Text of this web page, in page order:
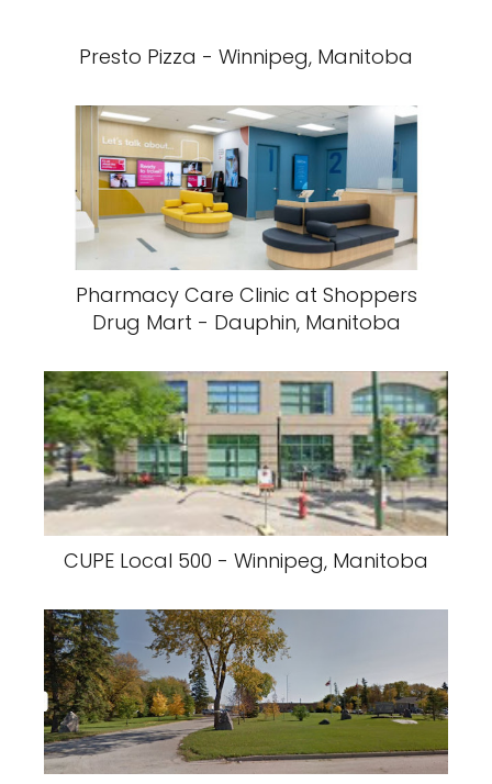
Presto Pizza - Winnipeg, Manitoba
Pharmacy Care Clinic at Shoppers
Drug Mart - Dauphin, Manitoba
CUPE Local 500 - Winnipeg, Manitoba